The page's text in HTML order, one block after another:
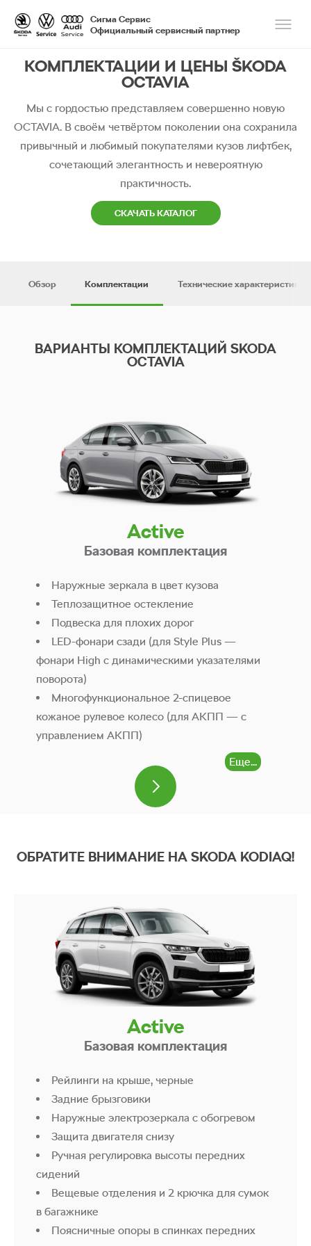
Сигма Сервис
Официальный сервисный партнер
КОМПЛЕКТАЦИИ И ЦЕНЫ ŠKODA
OCTAVIA
Мы с гордостью представляем совершенно новую
OCTAVIA. В своём четвёртом поколении она сохранила
привычный и любимый покупателями кузов лифтбек,
сочетающий элегантность и невероятную
практичность.
СКАЧАТЬ КАТАЛОГ
Обзор Комплектации Технические характеристики
ВАРИАНТЫ КОМПЛЕКТАЦИЙ SKODA
OCTAVIA
Active
Базовая комплектация
Наружные зеркала в цвет кузова
Теплозащитное остекление
Подвеска для плохих дорог
LED-фонари сзади (для Style Plus —
фонари High с динамическими указателями
поворота)
Многофункциональное 2-спицевое
кожаное рулевое колесо (для АКПП — с
управлением АКПП)
Передний центральный подлокотник
x USB спереди, 2x USB сзади и 1х USB в
зеркале заднего вида (в Active Plus — только
сидений (для Active Plus — только
водительского)
Спинка заднего сиденья делимая складная
(для Style Plus — с подлокотником)
Подсветка в багажникех
Розетка 12В в багажнике/li>
Полка багажника, складная
Антиблокировочная система тормозов
Еще...
ОБРАТИТЕ ВНИМАНИЕ НА SKODA KODIAQ!
Active
Базовая комплектация
Рейлинги на крыше, черные
Задние брызговики
Наружные электрозеркала с обогревом
Защита двигателя снизу
Ручная регулировка высоты передних
сидений
Вещевые отделения и 2 крючка для сумок
в багажнике
Поясничные опоры в спинках передних